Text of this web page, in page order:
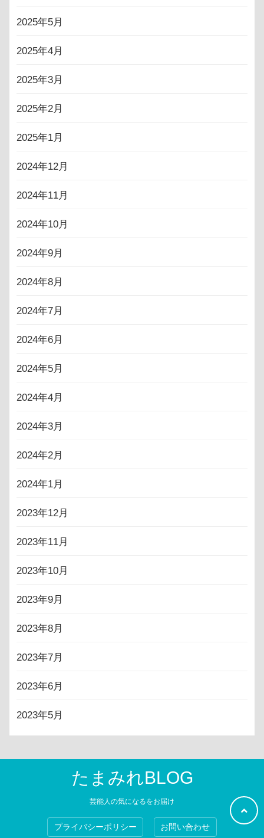
2025年5月
2025年4月
2025年3月
2025年2月
2025年1月
2024年12月
2024年11月
2024年10月
2024年9月
2024年8月
2024年7月
2024年6月
2024年5月
2024年4月
2024年3月
2024年2月
2024年1月
2023年12月
2023年11月
2023年10月
2023年9月
2023年8月
2023年7月
2023年6月
2023年5月
たまみれBLOG
芸能人の気になるをお届け
プライバシーポリシー お問い合わせ